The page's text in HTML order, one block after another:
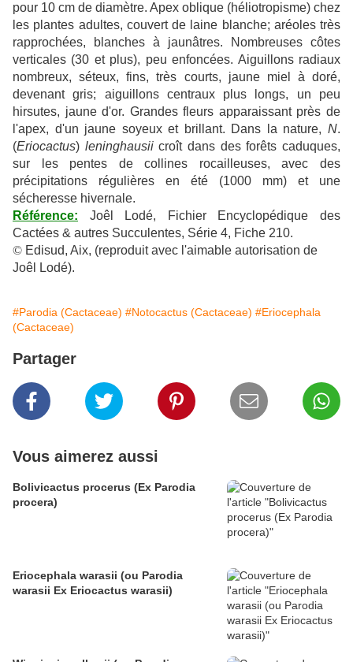
pour 10 cm de diamètre. Apex oblique (héliotropisme) chez
les plantes adultes, couvert de laine blanche; aréoles très
rapprochées, blanches à jaunâtres. Nombreuses côtes
verticales (30 et plus), peu enfoncées. Aiguillons radiaux
nombreux, séteux, fins, très courts, jaune miel à doré,
devenant gris; aiguillons centraux plus longs, un peu
hirsutes, jaune d'or. Grandes fleurs apparaissant près de
l'apex, d'un jaune soyeux et brillant. Dans la nature, N.
(Eriocactus) leninghausiicroît dans des forêts caduques,
sur les pentes de collines rocailleuses, avec des
précipitations régulières en été (1000 mm) et une
sécheresse hivernale.
Référence: Joêl Lodé, Fichier Encyclopédique des
Cactées & autres Succulentes, Série 4, Fiche 210.
© Edisud, Aix, (reproduit avec l'aimable autorisation de
Joêl Lodé).
#Parodia (Cactaceae) #Notocactus (Cactaceae) #Eriocephala
(Cactaceae)
Partager
Vous aimerez aussi
Bolivicactus procerus (Ex Parodia
procera)
Eriocephala warasii (ou Parodia
warasii Ex Eriocactus warasii)